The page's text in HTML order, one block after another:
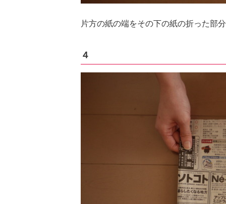
片方の紙の端をその下の紙の折った部
４